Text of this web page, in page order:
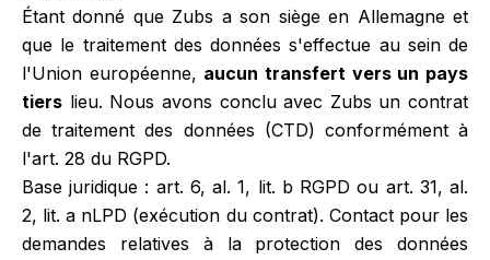
Étant donné que Zubs a son siège en Allemagne et
que le traitement des données s'effectue au sein de
l'Union européenne, aucun transfert vers un pays
tiers lieu. Nous avons conclu avec Zubs un contrat
de traitement des données (CTD) conformément à
l'art. 28 du RGPD.
Base juridique : art. 6, al. 1, lit. b RGPD ou art. 31, al.
2, lit. a nLPD (exécution du contrat). Contact pour les
demandes relatives à la protection des données